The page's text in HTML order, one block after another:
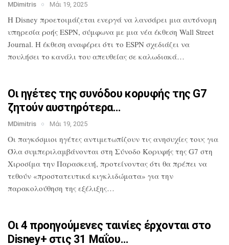
MDimitris Μάι 19, 2025
Η Disney προετοιμάζεται ενεργά να λανσάρει μια αυτόνομη
υπηρεσία ροής ESPN, σύμφωνα με μια νέα έκθεση Wall Street
Journal. Η έκθεση αναφέρει ότι το ESPN σχεδιάζει να
πουλήσει το κανάλι του απευθείας σε καλωδιακά…
Οι ηγέτες της συνόδου κορυφής της G7
ζητούν αυστηρότερα…
MDimitris Μάι 19, 2025
Οι παγκόσμιοι ηγέτες αντιμετωπίζουν τις ανησυχίες τους για
Όλα συμπεριλαμβάνονται στη Σύνοδο Κορυφής της G7 στη
Χιροσίμα την Παρασκευή, προτείνοντας ότι θα πρέπει να
τεθούν «προστατευτικά κιγκλιδώματα» για την
παρακολούθηση της εξέλιξης…
Οι 4 προηγούμενες ταινίες έρχονται στο
Disney+ στις 31 Μαΐου…